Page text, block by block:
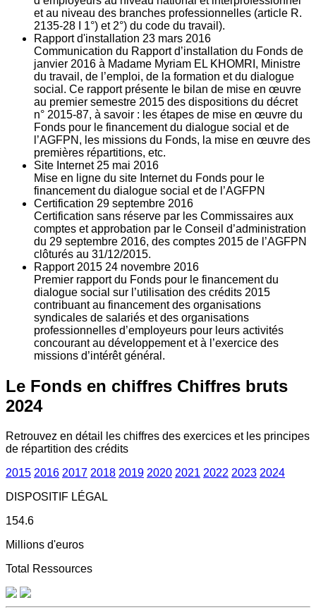
et au niveau des branches professionnelles (article R.
2135‐28 I 1°) et 2°) du code du travail).
Rapport d'installation 23 mars 2016
Communication du Rapport d’installation du Fonds de
janvier 2016 à Madame Myriam EL KHOMRI, Ministre
du travail, de l’emploi, de la formation et du dialogue
social. Ce rapport présente le bilan de mise en œuvre
au premier semestre 2015 des dispositions du décret
n° 2015-87, à savoir : les étapes de mise en œuvre du
Fonds pour le financement du dialogue social et de
l’AGFPN, les missions du Fonds, la mise en œuvre des
premières répartitions, etc.
Site Internet 25 mai 2016
Mise en ligne du site Internet du Fonds pour le
financement du dialogue social et de l’AGFPN
Certification 29 septembre 2016
Certification sans réserve par les Commissaires aux
comptes et approbation par le Conseil d’administration
du 29 septembre 2016, des comptes 2015 de l’AGFPN
clôturés au 31/12/2015.
Rapport 2015 24 novembre 2016
Premier rapport du Fonds pour le financement du
dialogue social sur l’utilisation des crédits 2015
contribuant au financement des organisations
syndicales de salariés et des organisations
professionnelles d’employeurs pour leurs activités
concourant au développement et à l’exercice des
missions d’intérêt général.
Le Fonds en chiffres Chiffres bruts
2024
Retrouvez en détail les chiffres des exercices et les principes
de répartition des crédits
2015 2016 2017 2018 2019 2020 2021 2022 2023 2024
DISPOSITIF LÉGAL
154.6
Millions d'euros
Total Ressources